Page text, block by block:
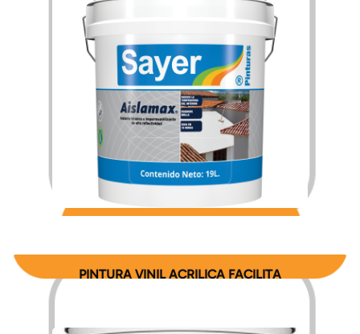
$749.80 $896.06
PINTURA VINIL ACRILICA FACILITA